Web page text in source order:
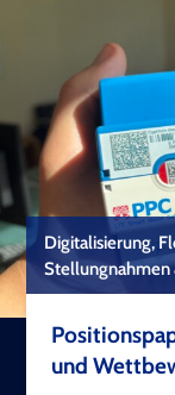
Digitalisierung,
Stellungnahmen
und